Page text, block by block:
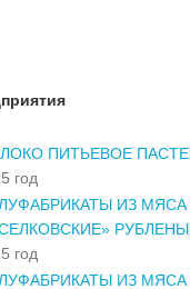
ПИТЬЕВОЕ
год
ИЗ
год
ИЗ